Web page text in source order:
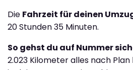
Die Fahrzeit für deinen
20 Stunden 35 Minuten.
So gehst du auf Nummer
2.023 Kilometer alles nach